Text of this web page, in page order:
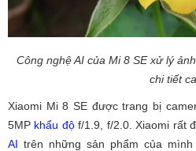
Công nghệ AI của Mi 8 SE xử lý
chi tiết
Xiaomi Mi 8 SE được trang bị
5MP khẩu độf/1.9, f/2.0. Xiaomi rất
AI trên những sản phẩm của mình